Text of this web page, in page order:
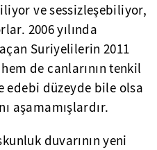
ve sessizleşebiliyor,
2006 yılında
Suriyelilerin 2011
de canlarının tenkil
düzeyde bile olsa
aşamamışlardır.
duvarının yeni